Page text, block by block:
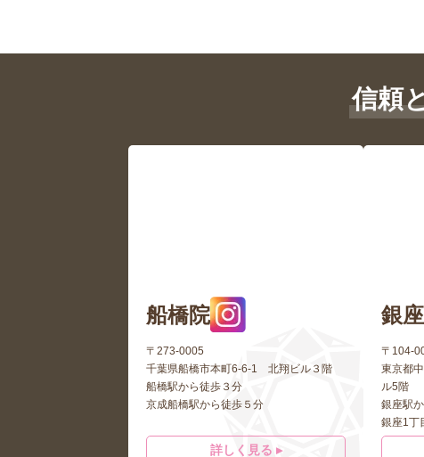
信頼
船橋院
〒273-0005
千葉県船橋市本町6-6-1 北翔ビル３階
船橋駅から徒歩３分
京成船橋駅から徒歩５分
詳しく見る ▸
銀
〒104-
東京都
ル5階
銀座駅
銀座1丁